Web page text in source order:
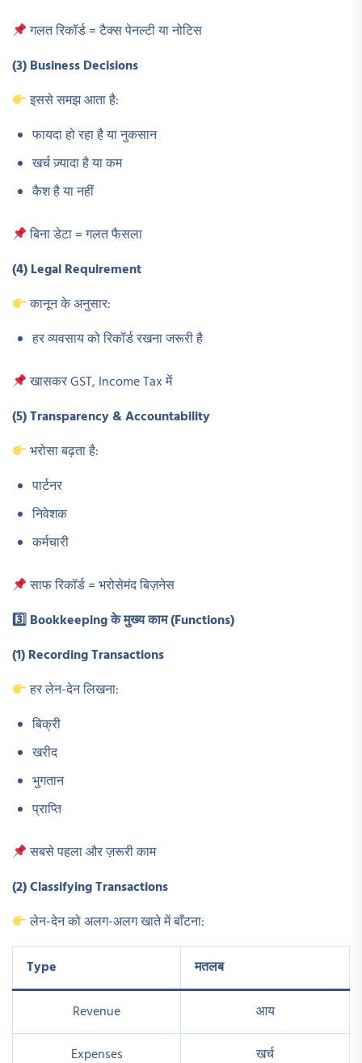
गलत रिकॉर्ड = टैक्स पेनल्टी या नोटिस
(3) Business Decisions
इससे समझ आता है:
फायदा हो रहा है या नुकसान
खर्च ज़्यादा है या कम
कैश है या नहीं
बिना डेटा = गलत फैसला
(4) Legal Requirement
कानून के अनुसार:
हर व्यवसाय को रिकॉर्ड रखना जरूरी है
खासकर GST, Income Tax में
(5) Transparency & Accountability
भरोसा बढ़ता है:
पार्टनर
निवेशक
कर्मचारी
साफ रिकॉर्ड = भरोसेमंद बिज़नेस
3️⃣ Bookkeepingके मुख्य काम (Functions)
(1) Recording Transactions
हर लेन-देन लिखना:
बिक्री
खरीद
भुगतान
प्राप्ति
सबसे पहला और ज़रूरी काम
(2) Classifying Transactions
लेन-देन को अलग-अलग खाते में बाँटना:
Type मतलब
Revenue आय
Expenses खर्च